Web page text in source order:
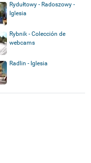
Rydułtowy - Radoszowy -
Iglesia
Rybnik - Colección de
webcams
Radlin - Iglesia